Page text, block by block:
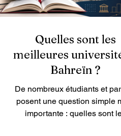
Quelles sont les
meilleures
Bahreïn ?
De nombreux étudiants et
posent une question simple
importante : quelles sont